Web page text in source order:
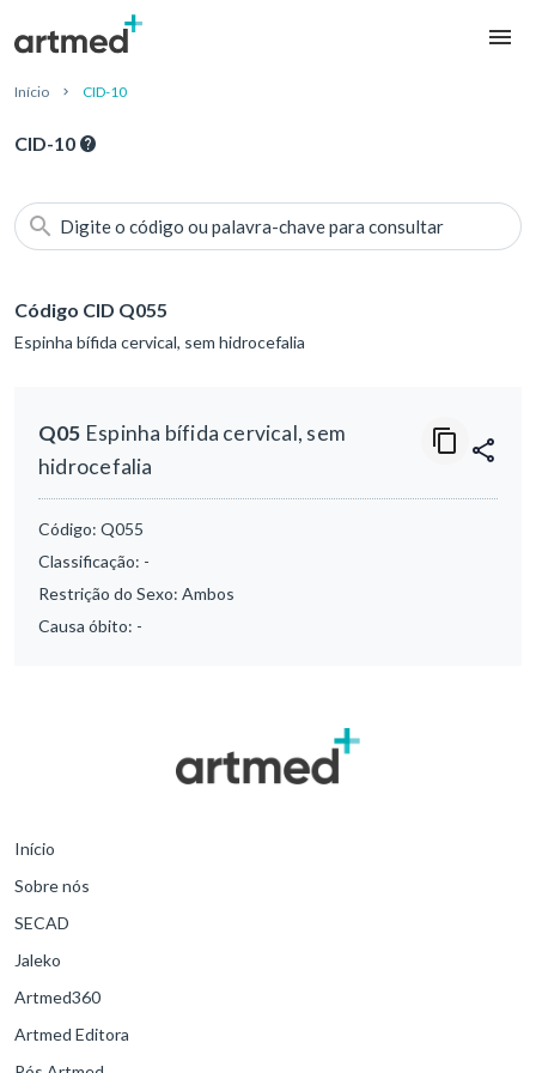
Início CID-10
CID-10
Digite o código ou palavra-chave para consultar
Código CID Q055
Espinha bífida cervical, sem hidrocefalia
Q05 Espinha bífida cervical, sem
hidrocefalia
Código: Q055
Classificação: -
Restrição do Sexo: Ambos
Causa óbito: -
Início
Sobre nós
SECAD
Jaleko
Artmed360
Artmed Editora